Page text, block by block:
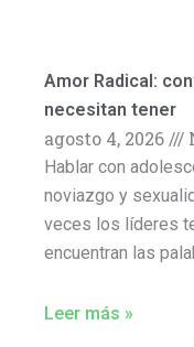
Amor Radical:
necesitan tener
agosto 4, 2026
Hablar con
noviazgo y
veces los líderes
encuentran las
Leer más »